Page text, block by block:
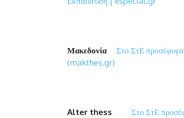
Μακεδονία
Στο ΣτΕ
(makthes.gr)
Alter thess
Στο ΣτΕ